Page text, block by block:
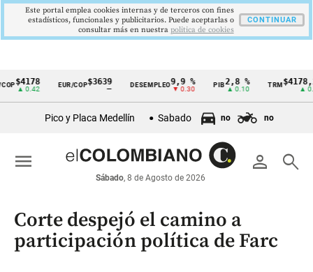
Cintillo
económicos
Colombia
$4178
▲ 0.42
EUR/COP$3639 DESEMPLEO9,9 %
▼ 0.30
2,8 %
▲ 0.10
TRM$4178,23
▲ 0.42
Pico y Placa Medellín Sabado no no
person search
Sábado, 8 de Agosto de 2026
menu
Corte despejó el camino a
participación política de Farc
Este portal emplea cookies internas y de terceros con fines
estadísticos, funcionales y publicitarios. Puede aceptarlas o
consultar más en nuestra politica de cookies
CONTINUAR